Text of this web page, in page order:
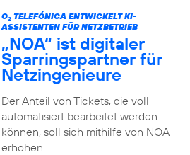
O2TELEFÓNICA ENTWICKELT KI-
ASSISTENTEN FÜR NETZBETRIEB
„NOA“ ist digitaler
Sparringspartner für
Netzingenieure
Der Anteil von Tickets, die voll
automatisiert bearbeitet werden
können, soll sich mithilfe von NOA
erhöhen